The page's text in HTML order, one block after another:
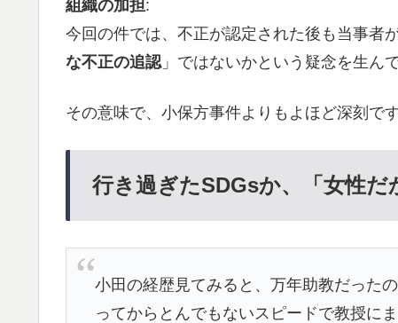
組織の加担:
今回の件では、不正が認定された後も当事者
な不正の追認」ではないかという疑念を生んで
その意味で、小保方事件よりもよほど深刻です
行き過ぎたSDGsか、「女性
小田の経歴見てみると、万年助教だった
ってからとんでもないスピードで教授に